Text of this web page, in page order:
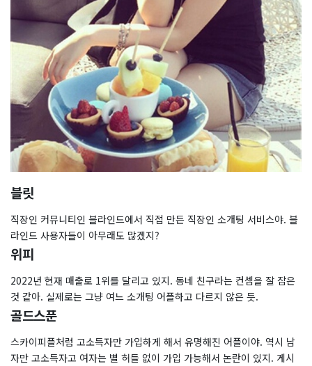
블릿
직장인 커뮤니티인 블라인드에서 직접 만든 직장인 소개팅 서비스야. 블
라인드 사용자들이 아무래도 많겠지?
위피
2022년 현재 매출로 1위를 달리고 있지. 동네 친구라는 컨셉을 잘 잡은
것 같아. 실제로는 그냥 여느 소개팅 어플하고 다르지 않은 듯.
골드스푼
스카이피플처럼 고소득자만 가입하게 해서 유명해진 어플이야. 역시 남
자만 고소득자고 여자는 별 허들 없이 가입 가능해서 논란이 있지. 게시